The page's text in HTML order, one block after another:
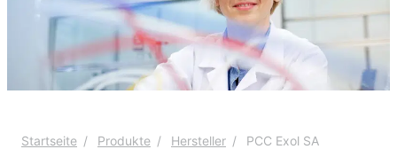
Startseite Produkte Hersteller PCC Exol SA